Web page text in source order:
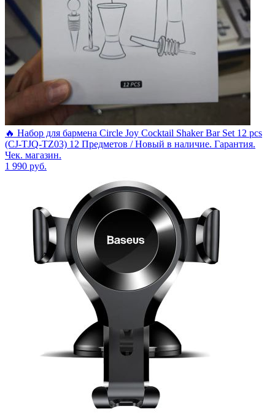
🔥 Набор для бармена Circle Joy Cocktail Shaker Bar Set 12 pcs
(CJ-TJQ-TZ03) 12 Предметов / Новый в наличие. Гарантия.
Чек. магазин.
1 990 руб.